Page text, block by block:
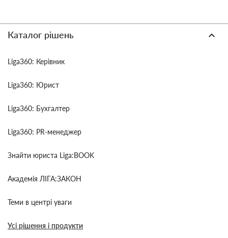
Каталог рішень
Liga360: Керівник
Liga360: Юрист
Liga360: Бухгалтер
Liga360: PR-менеджер
Знайти юриста Liga:BOOK
Академія ЛІГА:ЗАКОН
Теми в центрі уваги
Усі рішення і продукти